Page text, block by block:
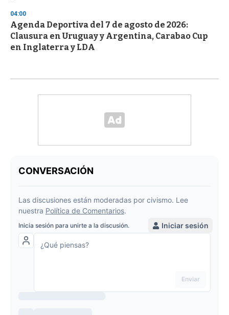
04:00
Agenda Deportiva del 7 de agosto de 2026:
Clausura en Uruguay y Argentina, Carabao Cup
en Inglaterra y LDA